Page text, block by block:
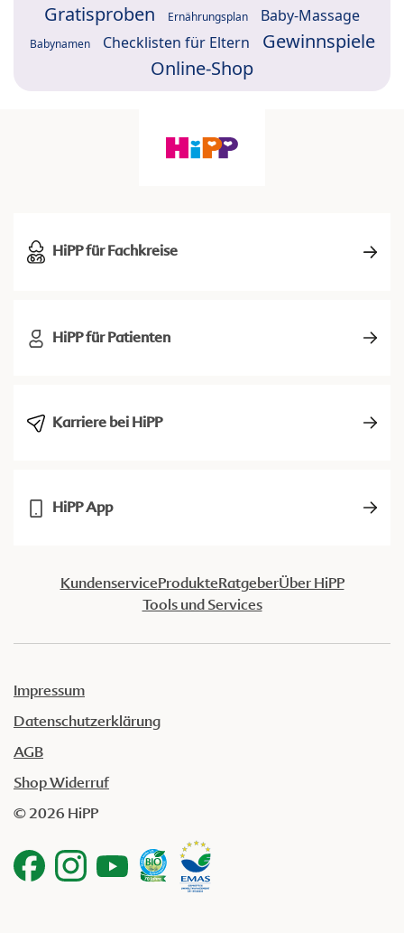
Gratisproben Ernährungsplan Baby-Massage
Babynamen Checklisten für Eltern
Gewinnspiele
Online-Shop
HiPP für Fachkreise
HiPP für Patienten
Karriere bei HiPP
HiPP App
KundenserviceProdukteRatgeberÜber HiPP
Tools und Services
Impressum
Datenschutzerklärung
AGB
Shop Widerruf
© 2026 HiPP